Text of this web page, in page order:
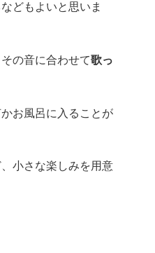
どもよいと思いま
の音に合わせて歌っ
お風呂に入ることが
小さな楽しみを用意